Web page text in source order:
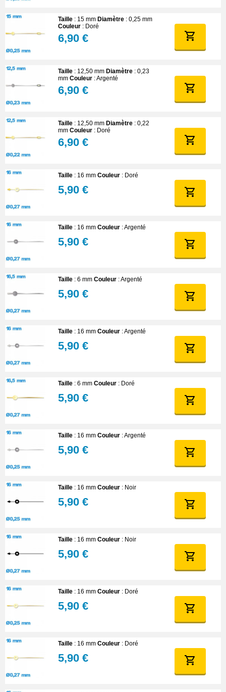
Taille : 15 mm Diamètre : 0,25 mm
Couleur : Doré
6,90 €
Taille : 12,50 mm Diamètre : 0,23
mm Couleur : Argenté
6,90 €
Taille : 12,50 mm Diamètre : 0,22
mm Couleur : Doré
6,90 €
Taille : 16 mm Couleur : Doré
5,90 €
Taille : 16 mm Couleur : Argenté
5,90 €
Taille : 6 mm Couleur : Argenté
5,90 €
Taille : 16 mm Couleur : Argenté
5,90 €
Taille : 6 mm Couleur : Doré
5,90 €
Taille : 16 mm Couleur : Argenté
5,90 €
Taille : 16 mm Couleur : Noir
5,90 €
Taille : 16 mm Couleur : Noir
5,90 €
Taille : 16 mm Couleur : Doré
5,90 €
Taille : 16 mm Couleur : Doré
5,90 €